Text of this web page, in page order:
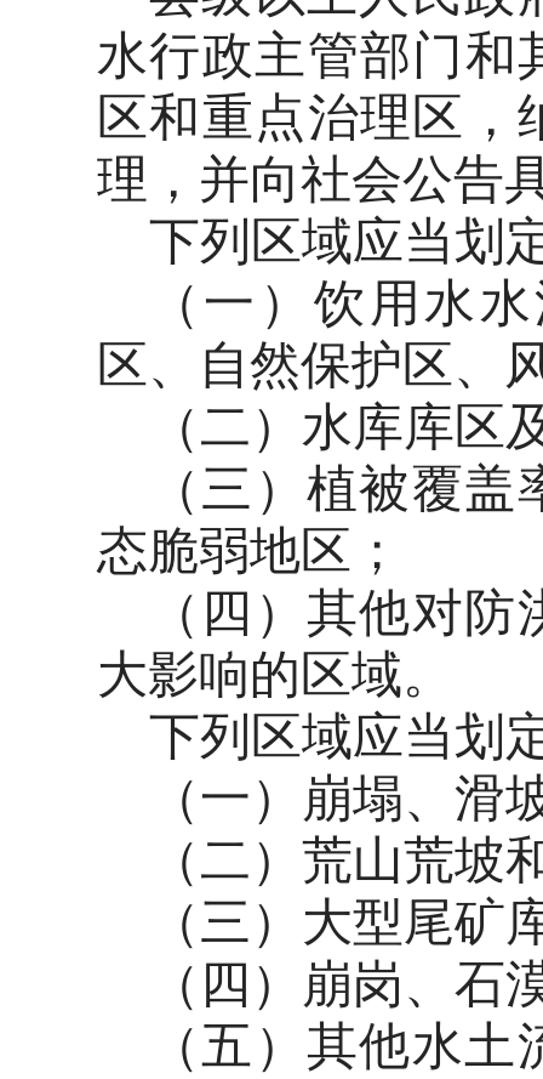
水行政主管部门和
区和重点治理区，
理，并向社会公告
下列区域应当划
（一）饮用水
区、自然保护区、
（二）水库库
（三）植被覆
态脆弱地区；
（四）其他对
大影响的区域。
下列区域应当划
（一）崩塌、滑
（二）荒山荒坡
（三）大型尾矿
（四）崩岗、石
（五）其他水